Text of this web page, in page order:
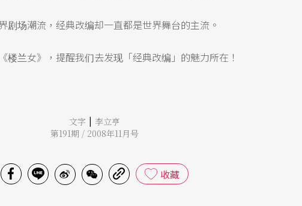
剧场潮流，经典改编却一直都是世界舞台的主流。
楼兰女》，提醒我们去发现「经典改编」的魅力所在！
文字 | 李立亨
第191期 / 2008年11月号
收藏